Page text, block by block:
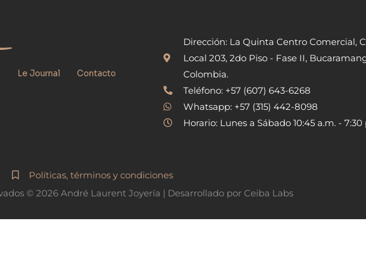
Le Journal Contacto
Dirección: La Quinta Centro Comercial,
Local 203, 2do Piso - Fase II,
Colombia.
Teléfono: +57 (607) 643-6268
Whatsapp: +57 (315) 442-8098
Horario: Lunes a Sábado 10:45 a.m. - 7:30
Políticas, términos y condiciones
© 2026 André Laurent Joyería | Desarrollado por Ceiba Labs